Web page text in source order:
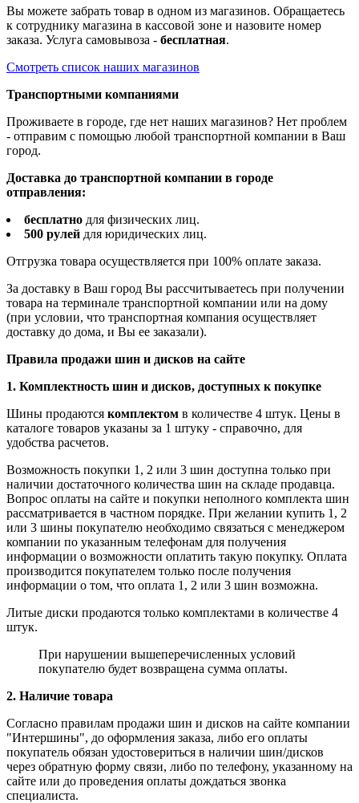
Вы можете забрать товар в одном из магазинов. Обращаетесь
к сотруднику магазина в кассовой зоне и назовите номер
заказа. Услуга самовывоза - бесплатная.
Смотреть список наших магазинов
Транспортными компаниями
Проживаете в городе, где нет наших магазинов? Нет проблем
- отправим с помощью любой транспортной компании в Ваш
город.
Доставка до транспортной компании в городе
отправления:
бесплатно для физических лиц.
500 рулей для юридических лиц.
Отгрузка товара осуществляется при 100% оплате заказа.
За доставку в Ваш город Вы рассчитываетесь при получении
товара на терминале транспортной компании или на дому
(при условии, что транспортная компания осуществляет
доставку до дома, и Вы ее заказали).
Правила продажи шин и дисков на сайте
1. Комплектность шин и дисков, доступных к покупке
Шины продаются комплектом в количестве 4 штук. Цены в
каталоге товаров указаны за 1 штуку - справочно, для
удобства расчетов.
Возможность покупки 1, 2 или 3 шин доступна только при
наличии достаточного количества шин на складе продавца.
Вопрос оплаты на сайте и покупки неполного комплекта шин
рассматривается в частном порядке. При желании купить 1, 2
или 3 шины покупателю необходимо связаться с менеджером
компании по указанным телефонам для получения
информации о возможности оплатить такую покупку. Оплата
производится покупателем только после получения
информации о том, что оплата 1, 2 или 3 шин возможна.
Литые диски продаются только комплектами в количестве 4
штук.
При нарушении вышеперечисленных условий
покупателю будет возвращена сумма оплаты.
2. Наличие товара
Согласно правилам продажи шин и дисков на сайте компании
"Интершины", до оформления заказа, либо его оплаты
покупатель обязан удостовериться в наличии шин/дисков
через обратную форму связи, либо по телефону, указанному на
сайте или до проведения оплаты дождаться звонка
специалиста.